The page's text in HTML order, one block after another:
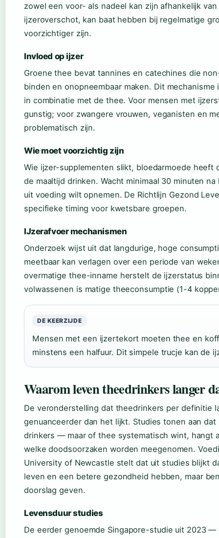
zowel een voor- als nadeel kan zijn afhankelijk
ijzeroverschot, kan baat hebben bij regelmatige
voorzichtiger zijn.
Invloed op ijzer
Groene thee bevat tannines en catechines die
binden en onopneembaar maken. Dit
in combinatie met de thee. Voor mensen met
gunstig; voor zwangere vrouwen, veganisten en
problematisch zijn.
Wie moet voorzichtig zijn
Wie ijzer-supplementen slikt, bloedarmoede
de maaltijd drinken. Wacht minimaal 30 minuten
uit voeding wilt opnemen. De Richtlijn Gezond
specifieke timing voor kwetsbare groepen.
IJzerafvoer mechanismen
Onderzoek wijst uit dat langdurige, hoge
meetbaar kan verlagen over een periode van
overmatige thee-inname herstelt de ijzerstatus
volwassenen is matige theeconsumptie (1-4
DE KEERZIJDE
Mensen met een ijzertekort moeten thee en
minstens een halfuur. Dit simpele trucje kan de
Waarom leven theedrinkers langer
De veronderstelling dat theedrinkers per definitie
genuanceerder dan het lijkt. Studies tonen aan
drinkers — maar of thee systematisch wint, hangt
welke doodsoorzaken worden meegenomen.
University of Newcastle stelt dat uit studies blijkt
leven en een betere gezondheid hebben, maar
doorslag geven.
Levensduur studies
De eerder genoemde Singapore-studie uit 2023